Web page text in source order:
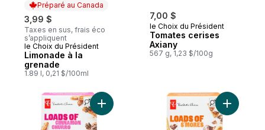
Préparé au Canada
3,99 $
Taxes en sus, frais éco
s’appliquent
Préparé au Canada
le Choix du Président
Limonade à la
grenade
1.89 l, 0,21 $/100ml
7,00 $
le Choix du Président
Tomates cerises
Axiany
567 g, 1,23 $/100g
Ajouter Barres de crème glacée Pleines
Ajouter